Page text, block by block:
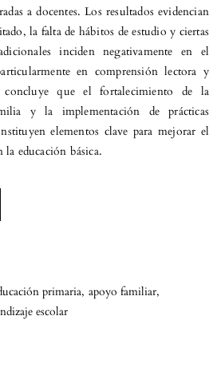
primaria, apoyo familiar,
escolar
a docentes. Los resultados evidencian
la falta de hábitos de estudio y ciertas
inciden negativamente en el
en comprensión lectora y
concluye que el fortalecimiento de la
y la implementación de prácticas
elementos clave para mejorar el
educación básica.